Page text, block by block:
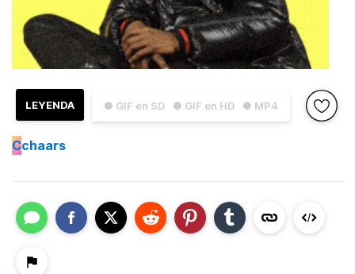
● GIF en SD ● GIF en HD ● MP4
LEYENDA
Cchaars